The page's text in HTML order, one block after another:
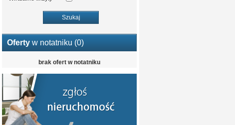
Oferty w notatniku (0)
brak ofert w notatniku